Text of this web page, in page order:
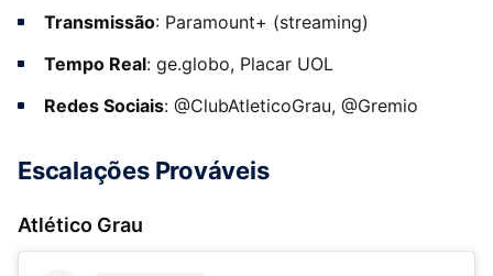
Transmissão: Paramount+ (streaming)
Tempo Real: ge.globo, Placar UOL
Redes Sociais: @ClubAtleticoGrau, @Gremio
Escalações Prováveis
Atlético Grau